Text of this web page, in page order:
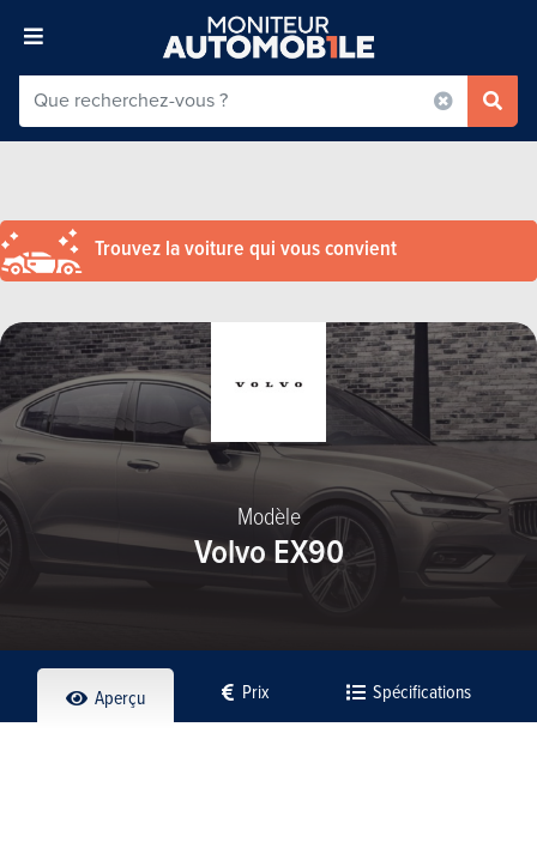
Trouvez la voiture qui vous convient
Modèle
Volvo EX90
Aperçu Prix Spécifications